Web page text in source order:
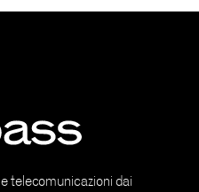
telecomunicazioni dai